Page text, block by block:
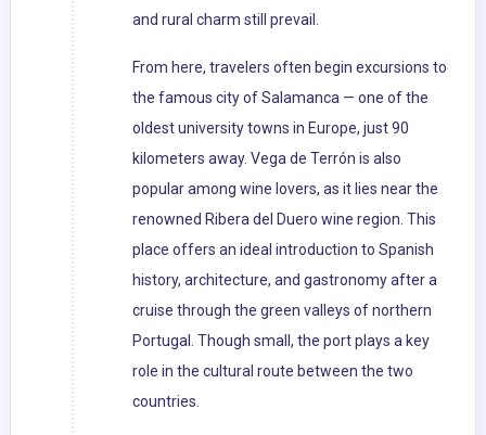
and rural charm still prevail.
From here, travelers often begin excursions to
the famous city of Salamanca — one of the
oldest university towns in Europe, just 90
kilometers away. Vega de Terrón is also
popular among wine lovers, as it lies near the
renowned Ribera del Duero wine region. This
place offers an ideal introduction to Spanish
history, architecture, and gastronomy after a
cruise through the green valleys of northern
Portugal. Though small, the port plays a key
role in the cultural route between the two
countries.